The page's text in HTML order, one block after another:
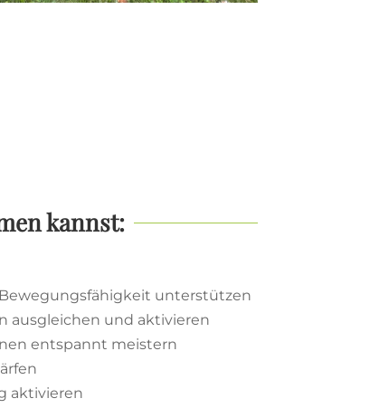
kannst:
unterstützen
ausgleichen und aktivieren
entspannt meistern
aktivieren